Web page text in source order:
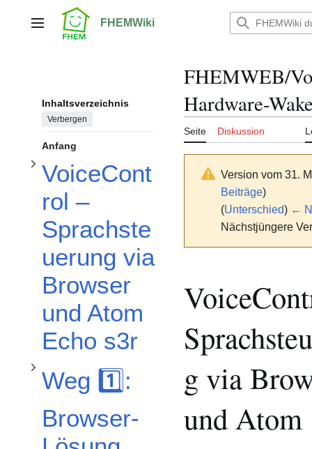
springenHauptmenü FHEMWiki
Inhaltsverzeichnis
Verbergen
Anfang
VoiceCont
rol –
Sprachste
uerung via
Browser
und Atom
Echo s3r
Weg 1️⃣:
Browser-
Unterabschnitt Weg 1️⃣: Browser-Lösung (voicecontrol.js) umschalten
Unterabschnitt Weg 2️⃣: Hybrid-Lösung mit Fully Kiosk Browser + Atom Echo (voicecontrol_echo.js) umschalten
FHEMWEB/
Hardware-
Seite Diskussion
Version vom 31.
Beiträge)
(Unterschied) ←
Nächstjüngere
g via
und Atom